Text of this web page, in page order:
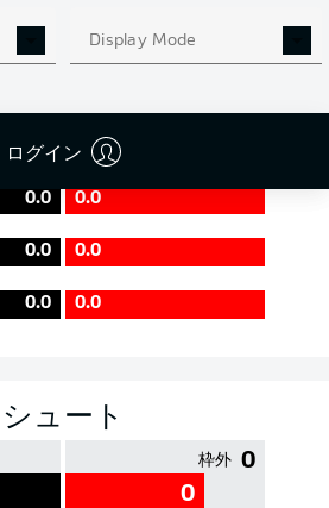
Display Mode
ログイン
0
成功率 0 %
0.0 0.0
0.0 0.0
0.0 0.0
シュート
0
枠外
0